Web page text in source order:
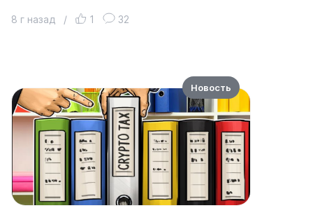
8 г назад / 1 32
Новость